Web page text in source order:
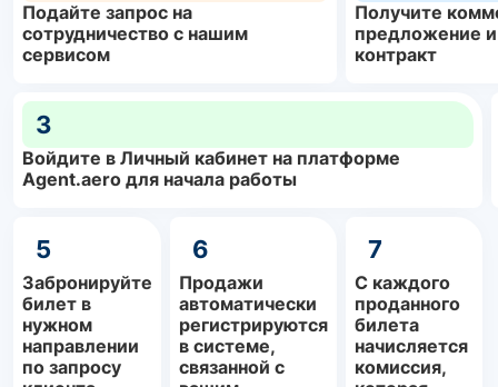
Подайте запрос на
сотрудничество с нашим
сервисом
Получите
предложение
контракт
3
Войдите в Личный кабинет на платформе
Agent.aero для начала работы
5
Забронируйте
билет в
нужном
направлении
по запросу
6
Продажи
автоматически
регистрируются
в системе,
связанной с
7
С каждого
проданного
билета
начисляется
комиссия,